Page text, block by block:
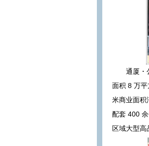
通厦
面积 8 万
米商业面积
配套 400
区域大型高